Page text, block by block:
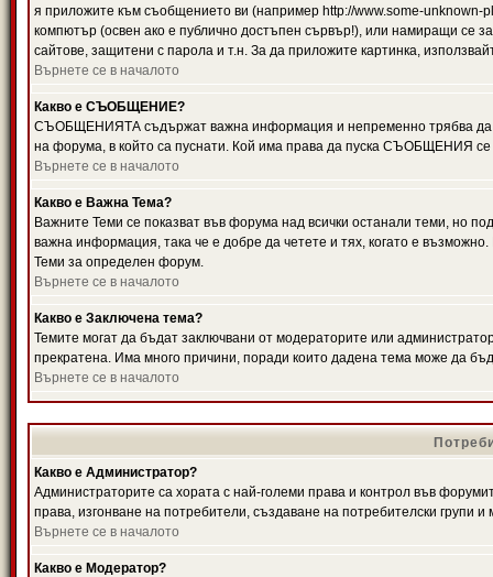
я приложите към съобщението ви (например http://www.some-
компютър (освен ако е публично достъпен сървър!), или намиращи се
сайтове, защитени с парола и т.н. За да приложите картинка,
Върнете се в началото
Какво е СЪОБЩЕНИЕ?
СЪОБЩЕНИЯТА съдържат важна информация и непременно трябва да
на форума, в който са пуснати. Кой има права да пуска СЪОБЩЕНИЯ се
Върнете се в началото
Какво е Важна Тема?
Важните Теми се показват във форума над всички останали теми,
важна информация, така че е добре да четете и тях, когато е
Теми за определен форум.
Върнете се в началото
Какво е Заключена тема?
Темите могат да бъдат заключвани от модераторите или
прекратена. Има много причини, поради които дадена тема може да
Върнете се в началото
Какво е Администратор?
Администраторите са хората с най-големи права и контрол във
права, изгонване на потребители, създаване на потребителски групи
Върнете се в началото
Какво е Модератор?